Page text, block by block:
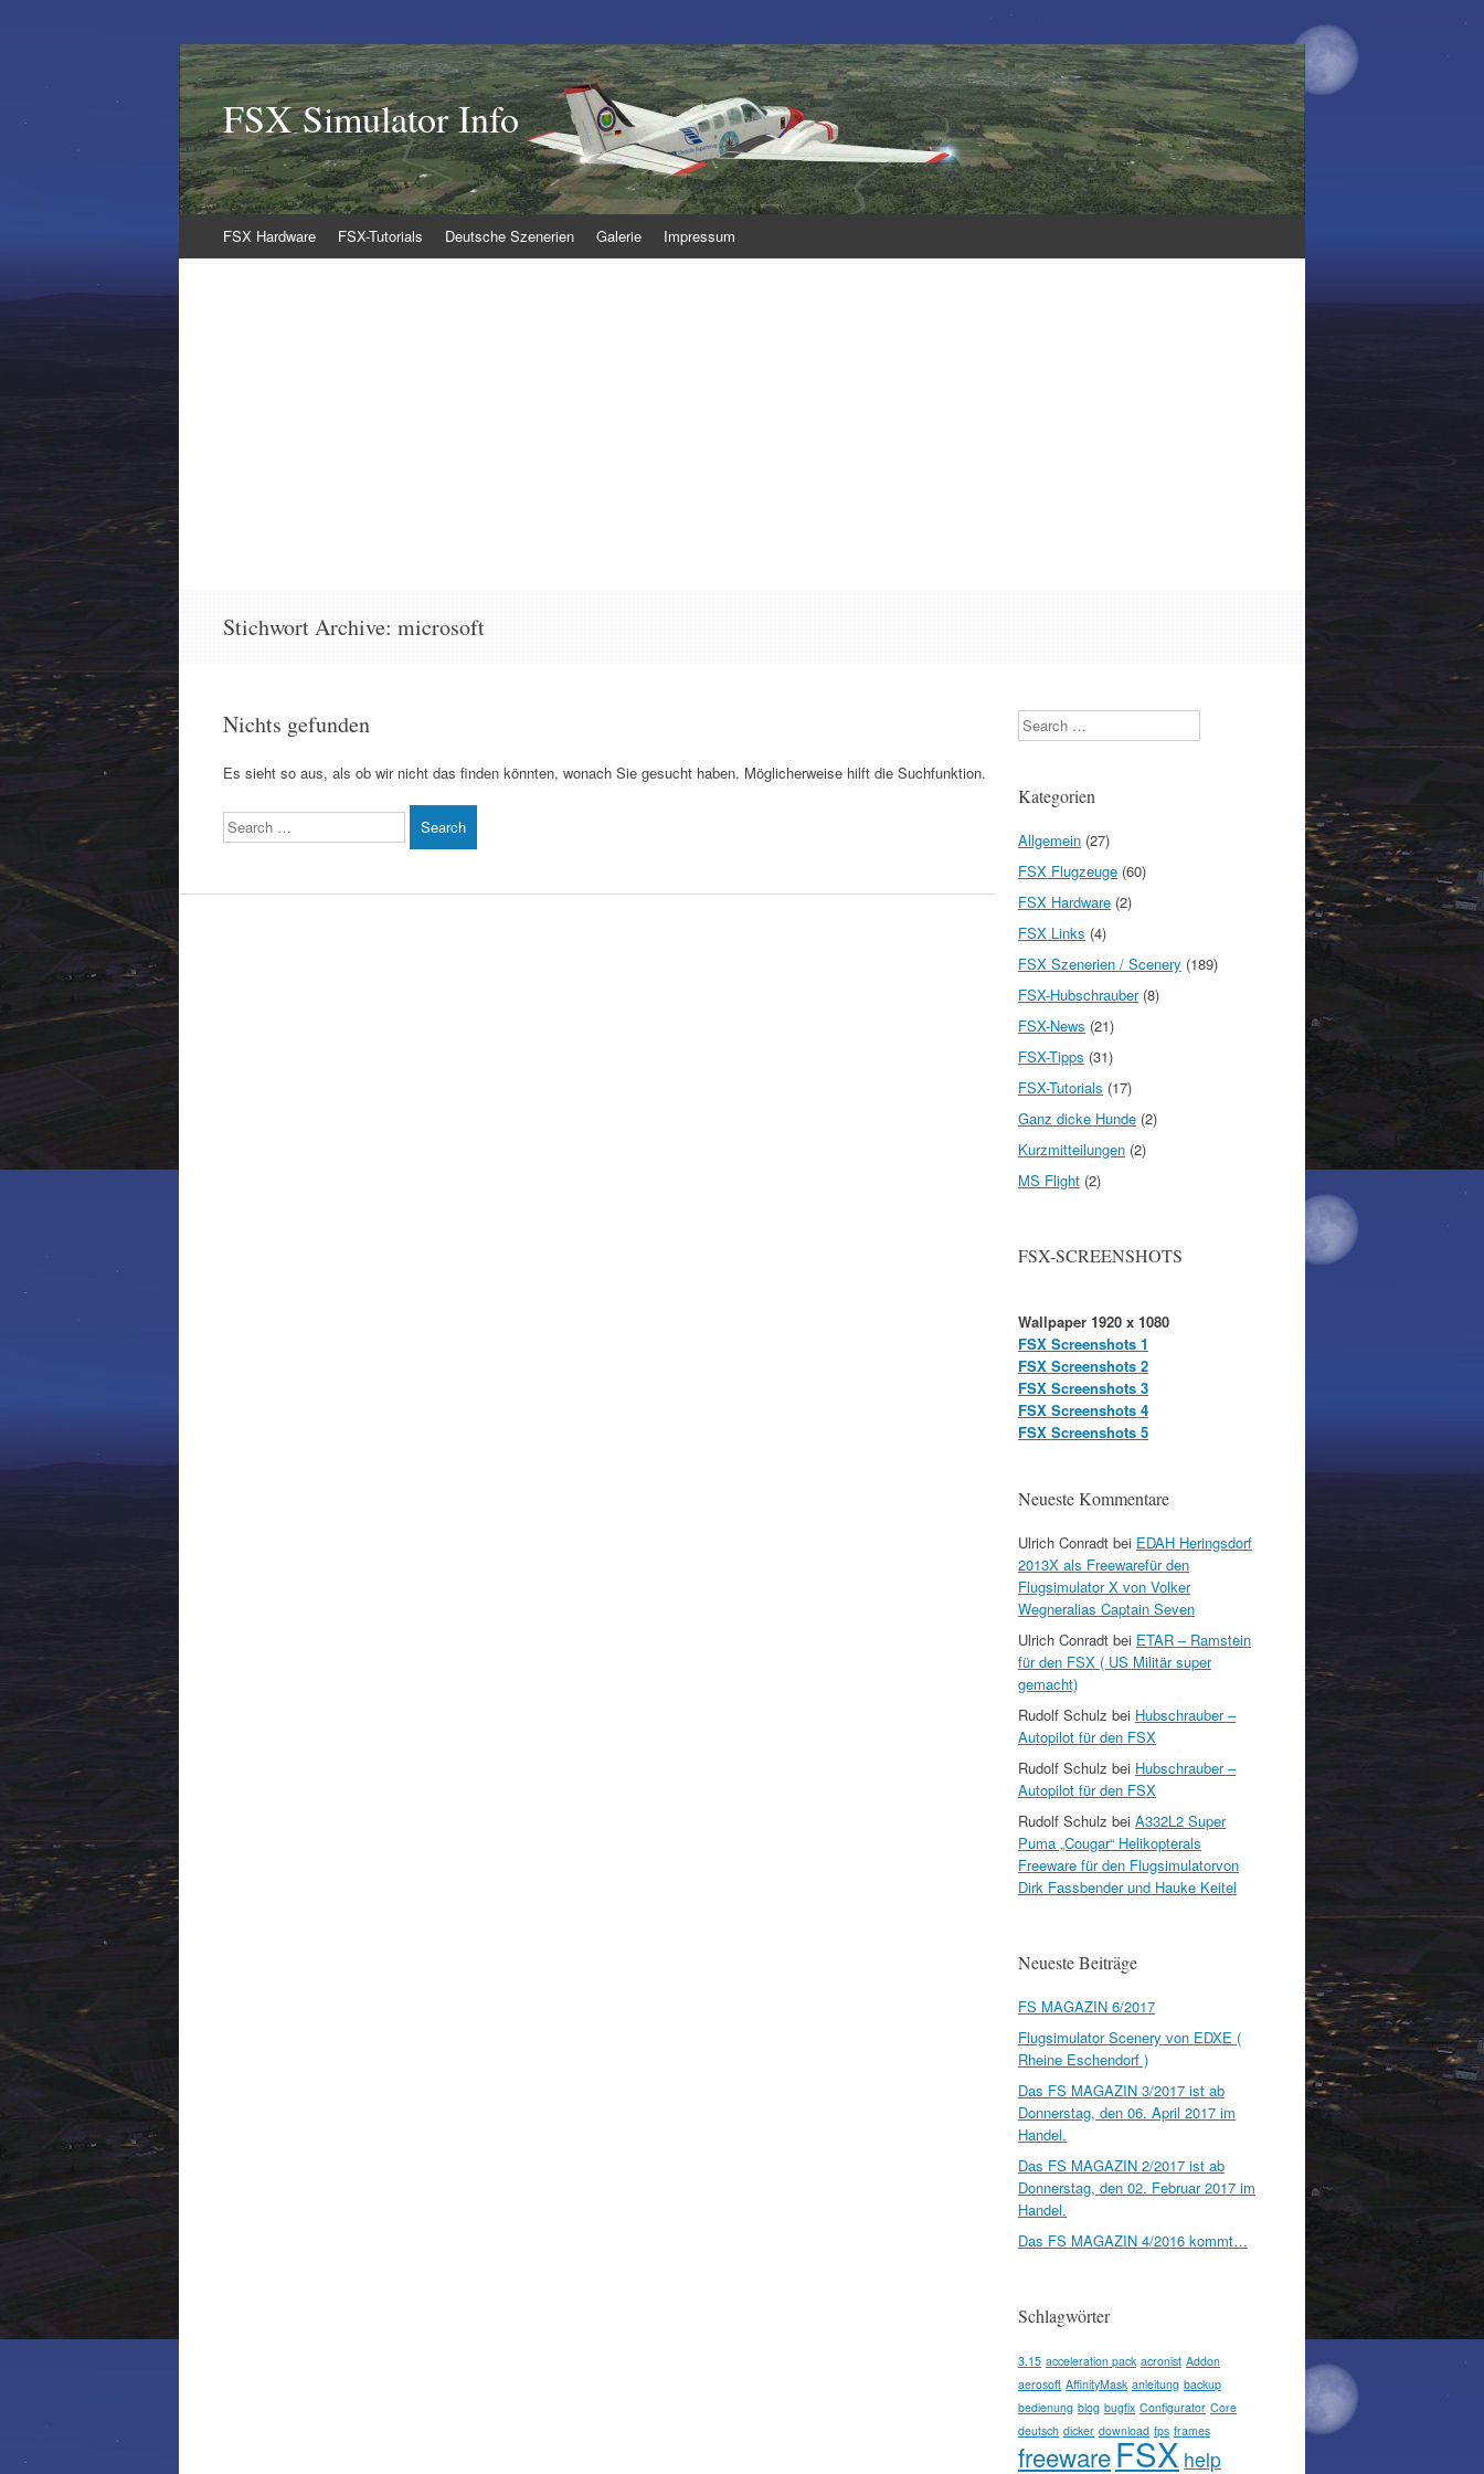
FSX Simulator Info
Inhalt
FSX Hardware FSX-Tutorials Deutsche Szenerien Galerie Impressum
Stichwort Archive: microsoft
Nichts gefunden
Es sieht so aus, als ob wir nicht das finden könnten, wonach Sie gesucht haben. Möglicherweise hilft die Suchfunktion.
Search
Search
Kategorien
Allgemein (27)
FSX Flugzeuge (60)
FSX Hardware (2)
FSX Links (4)
FSX Szenerien / Scenery (189)
FSX-Hubschrauber(8)
FSX-News (21)
FSX-Tipps (31)
FSX-Tutorials (17)
Ganz dicke Hunde (2)
Kurzmitteilungen (2)
MS Flight (2)
FSX-SCREENSHOTS
Wallpaper 1920 x 1080
FSX Screenshots 1
FSX Screenshots 2
FSX Screenshots 3
FSX Screenshots 4
FSX Screenshots 5
Neueste Kommentare
Ulrich Conradt bei EDAH Heringsdorf
2013X als Freewarefür den
Flugsimulator X von Volker
Wegneralias Captain Seven
Ulrich Conradt bei ETAR – Ramstein
für den FSX ( US Militär super
gemacht)
Rudolf Schulz bei Hubschrauber –
Autopilot für den FSX
Rudolf Schulz bei Hubschrauber –
Autopilot für den FSX
Rudolf Schulz bei A332L2 Super
Puma „Cougar“ Helikopterals
Freeware für den Flugsimulatorvon
Dirk Fassbender und Hauke Keitel
Neueste Beiträge
FS MAGAZIN 6/2017
Flugsimulator Scenery von EDXE (
Rheine Eschendorf )
Das FS MAGAZIN 3/2017 ist ab
Donnerstag, den 06. April 2017 im
Handel.
Das FS MAGAZIN 2/2017 ist ab
Donnerstag, den 02. Februar 2017 im
Handel.
Das FS MAGAZIN 4/2016 kommt…
Schlagwörter
3.15 acceleration pack acronist Addon
aerosoft AffinityMask anleitung backup
bedienung blog bugfix Configurator Core
deutsch dicker download fps frames
freewareFSX help